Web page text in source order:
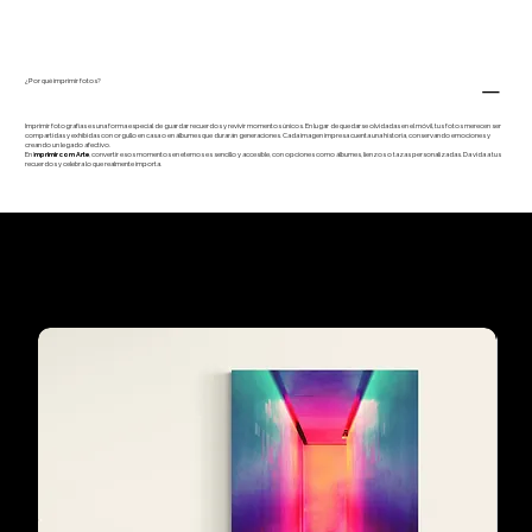
¿Por qué imprimir fotos?
Imprimir fotografías es una forma especial de guardar recuerdos y revivir momentos únicos. En lugar de quedarse olvidadas en el móvil, tus fotos merecen ser
compartidas y exhibidas con orgullo en casa o en álbumes que durarán generaciones. Cada imagen impresa cuenta una historia, conservando emociones y
creando un legado afectivo.
En I mprimir com Arte, convertir esos momentos en eternos es sencillo y accesible, con opciones como álbumes, lienzos o tazas personalizadas. Da vida a tus
recuerdos y celebra lo que realmente importa.